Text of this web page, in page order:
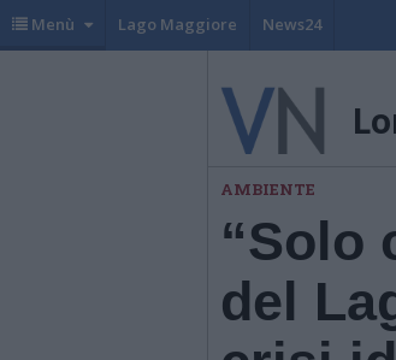
Menù Lago Maggiore News24
AMBIENTE
“Solo
del